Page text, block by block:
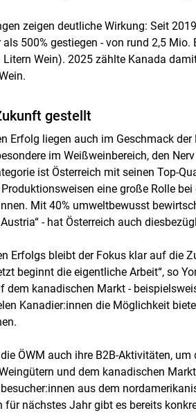
zeigen deutliche Wirkung: Seit
500% gestiegen - von rund 2,5
Litern Wein). 2025 zählte Kanada
gestellt
Erfolg liegen auch im Geschmack
im Weißweinbereich, den
ist Österreich mit seinen Top-
eine große Rolle
Mit 40% umweltbewusst
- hat Österreich auch
Erfolgs bleibt der Fokus klar auf die
beginnt die eigentliche Arbeit“, so
dem kanadischen Markt -
Kanadier:innen die Möglichkeit
ÖWM auch ihre B2B-Aktivitäten,
und dem kanadischen
aus dem
für nächstes Jahr gibt es bereits